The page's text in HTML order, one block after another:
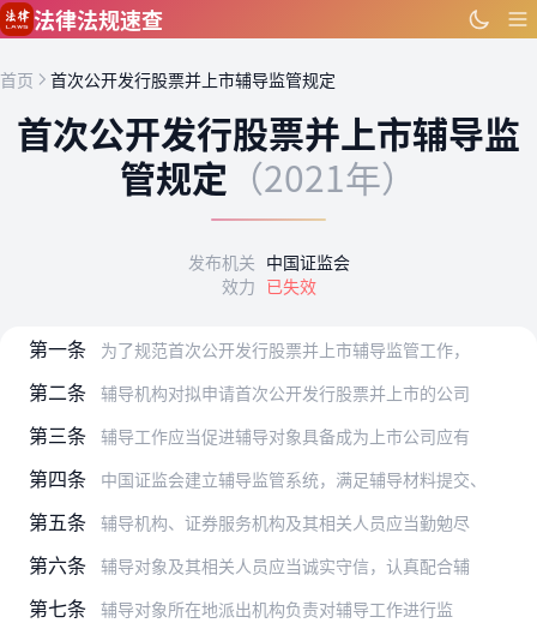
跳到主要内容
法律法规速查
首页 首次公开发行股票并上市辅导监管规定
首次公开发行股票并上市辅导监
管规定 （2021年）
发布机关 中国证监会
效力 已失效
第一条 为了规范首次公开发行股票并上市辅导监管工作，
第二条 辅导机构对拟申请首次公开发行股票并上市的公司
第三条 辅导工作应当促进辅导对象具备成为上市公司应有
第四条 中国证监会建立辅导监管系统，满足辅导材料提交、
第五条 辅导机构、证券服务机构及其相关人员应当勤勉尽
第六条 辅导对象及其相关人员应当诚实守信，认真配合辅
第七条 辅导对象所在地派出机构负责对辅导工作进行监